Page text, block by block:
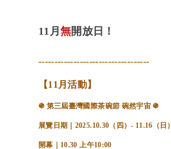
11月無開放日！
-----------------------------------
【11月活動】
֍ 第三屆臺灣國際茶碗節 碗然宇宙 ֍
展覽日期｜2025.10.30（四）- 11.16（日）
開幕｜10.30 上午10:00